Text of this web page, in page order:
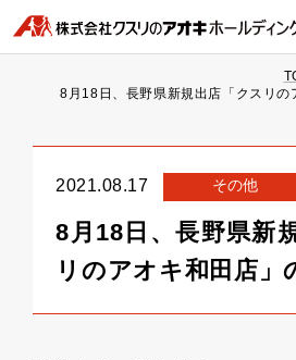
8月18日、長野県新規出店「クスリの
2021.08.17 その他
8月18日、長野県新
リのアオキ和田店」